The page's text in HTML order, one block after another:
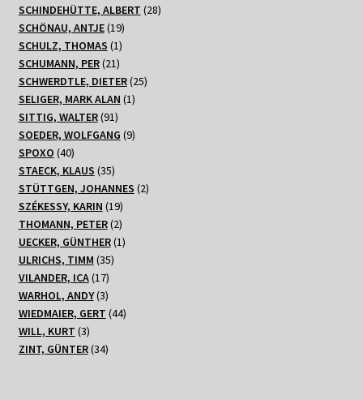
Produkte
SCHINDEHÜTTE, ALBERT 2828
SCHÖNAU, ANTJE 1919
Produkte
SCHULZ, THOMAS 11
Produkt
SCHUMANN, PER 2121
Produkte
SCHWERDTLE, DIETER 2525
SELIGER, MARK ALAN 11
SITTIG, WALTER 9191
Produkte
SOEDER, WOLFGANG 99
SPOXO 4040
Produkte
STAECK, KLAUS 3535
Produkte
STÜTTGEN, JOHANNES 22
SZÉKESSY, KARIN 1919
Produkte
THOMANN, PETER 22
Produkte
UECKER, GÜNTHER 11
ULRICHS, TIMM 3535
VILANDER, ICA 1717
Produkte
WARHOL, ANDY 33
Produkte
WIEDMAIER, GERT 4444
WILL, KURT 33
Produkte
ZINT, GÜNTER 3434